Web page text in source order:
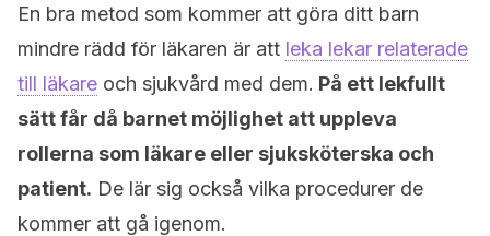
En bra metod som kommer att göra ditt barn
mindre rädd för läkaren är att leka lekar relaterade
till läkare och sjukvård med dem. På ett lekfullt
sätt får då barnet möjlighet att uppleva
rollerna som läkare eller sjuksköterska och
patient. De lär sig också vilka procedurer de
kommer att gå igenom.